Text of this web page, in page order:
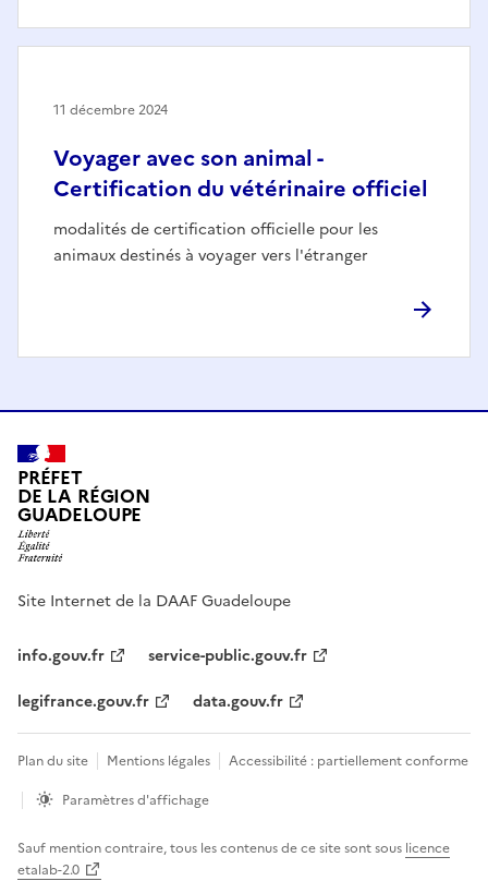
Voyager avec son animal -
Certification du vétérinaire officiel
modalités de certification officielle pour les
animaux destinés à voyager vers l'étranger
11 décembre 2024
PRÉFET
DE LA RÉGION
GUADELOUPE
Site Internet de la DAAF Guadeloupe
info.gouv.fr
service-public.gouv.fr
legifrance.gouv.fr
data.gouv.fr
Plan du site Mentions légales
Accessibilité : partiellement conforme
Paramètres d'affichage
Sauf mention contraire, tous les contenus de ce site sont sous licence
etalab-2.0